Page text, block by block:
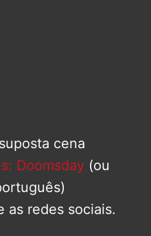
cena
Doomsday (ou
as redes sociais.